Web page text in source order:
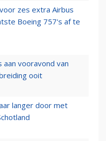
zes extra Airbus
Boeing 757's af te
aan vooravond van
ooit
langer door met